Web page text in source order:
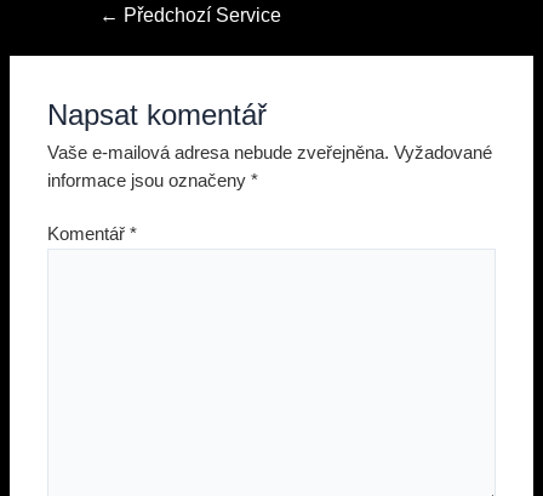
Navigace
← Předchozí Service
Napsat komentář
Vaše e-mailová adresa nebude zveřejněna. Vyžadované
informace jsou označeny*
Komentář*